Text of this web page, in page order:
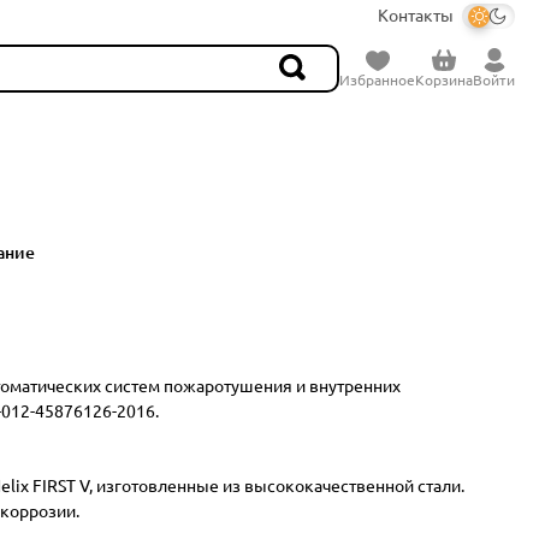
Контакты
ИзбранноеКорзинаВойти
систем пожаротушения и внутренних
45876126-2016.
FIRST V, изготовленные из высококачественной стали.